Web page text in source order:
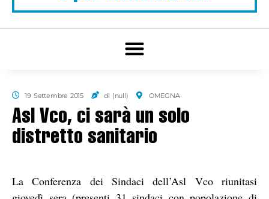
19 Settembre 2015 di (null) OMEGNA
Asl Vco, ci sarà un solo
distretto sanitario
La Conferenza dei Sindaci dell’Asl Vco riunitasi